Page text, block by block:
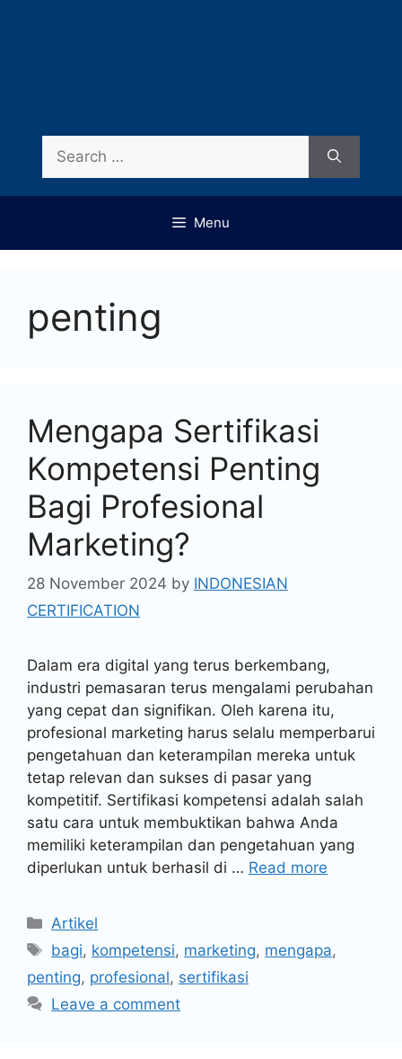
Menu
penting
Mengapa Sertifikasi
Kompetensi Penting
Bagi Profesional
Marketing?
28 November 2024 by INDONESIAN
CERTIFICATION
Dalam era digital yang terus berkembang,
industri pemasaran terus mengalami perubahan
yang cepat dan signifikan. Oleh karena itu,
profesional marketing harus selalu memperbarui
pengetahuan dan keterampilan mereka untuk
tetap relevan dan sukses di pasar yang
kompetitif. Sertifikasi kompetensi adalah salah
satu cara untuk membuktikan bahwa Anda
memiliki keterampilan dan pengetahuan yang
diperlukan untuk berhasil di … Read more
Artikel
bagi, kompetensi, marketing, mengapa,
penting, profesional, sertifikasi
Leave a comment